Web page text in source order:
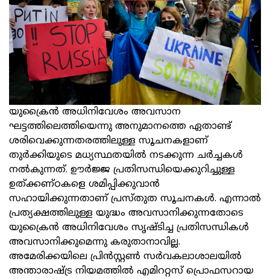
യുക്രൈന്‍ അധിനിവേശം അവസാന
ഘട്ടത്തിലെത്തിയെന്നു അനുമാനത്തെ ഏതാണ്ട്
ശരിവെക്കുന്നതരത്തിലുള്ള സൂചനകളാണ്
തുര്‍ക്കിയുടെ മധ്യസ്ഥതയില്‍ നടക്കുന്ന ചര്‍ച്ചകള്‍
നല്‍കുന്നത്. ഊര്‍ജ്ജ പ്രതിസന്ധിയെക്കുറിച്ചുള്ള
ഉത്ക്കണ്ഠകളെ ശമിപ്പിക്കുവാന്‍
സഹായിക്കുന്നതാണ് പ്രസ്തുത സൂചനകള്‍. എന്നാല്‍
പ്രത്യക്ഷത്തിലുള്ള യുദ്ധം അവസാനിക്കുന്നതോടെ
യുക്രൈന്‍ അധിനിവേശം സൃഷ്ടിച്ച പ്രതിസന്ധികള്‍
അവസാനിക്കുമെന്നു കരുതാനാവില്ല.
അമേരിക്കയിലെ പ്രിന്‍സ്റ്റണ്‍ സര്‍വകലാശാലയില്‍
അന്താരാഷ്ട്ര നിയമത്തില്‍ എമിററ്റസ് പ്രൊഫസറായ